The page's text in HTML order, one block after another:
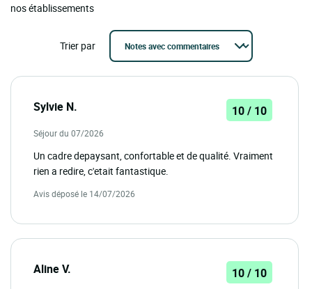
nos établissements
Trier par
Sylvie N. 10 / 10
Séjour du 07/2026
Un cadre depaysant, confortable et de qualité. Vraiment
rien a redire, c'etait fantastique.
Avis déposé le 14/07/2026
Aline V. 10 / 10